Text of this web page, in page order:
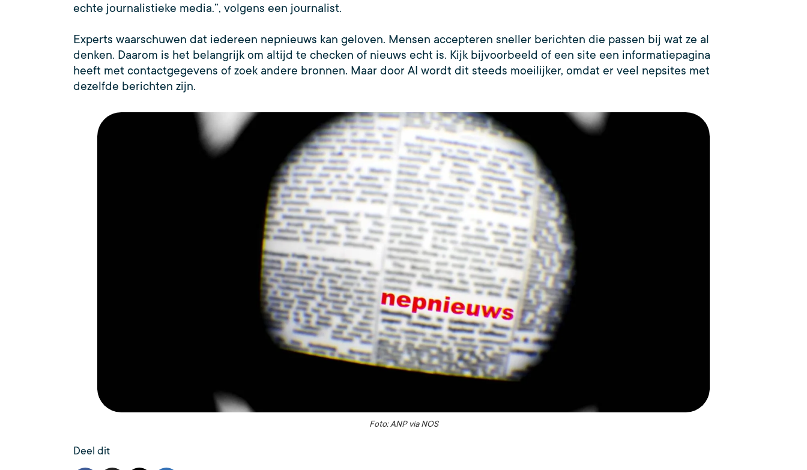
echte journalistieke media.”, volgens een journalist.
Experts waarschuwen dat iedereen nepnieuws kan geloven. Mensen accepteren sneller berichten die passen bij wat ze al
denken. Daarom is het belangrijk om altijd te checken of nieuws echt is. Kijk bijvoorbeeld of een site een informatiepagina
heeft met contactgegevens of zoek andere bronnen. Maar door AI wordt dit steeds moeilijker, omdat er veel nepsites met
dezelfde berichten zijn.
Foto: ANP via NOS
Deel dit